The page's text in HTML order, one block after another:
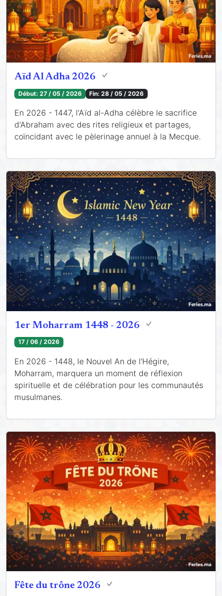
Aïd Al Adha 2026
Début: 27 / 05 / 2026 Fin:28 / 05 / 2026
En 2026 - 1447, l'Aïd al-Adha célèbre le sacrifice
d'Abraham avec des rites religieux et partages,
coïncidant avec le pèlerinage annuel à la Mecque.
1er Moharram 1448 - 2026
17 / 06 / 2026
En 2026 - 1448, le Nouvel An de l'Hégire,
Moharram, marquera un moment de réflexion
spirituelle et de célébration pour les communautés
musulmanes.
Fête du trône 2026